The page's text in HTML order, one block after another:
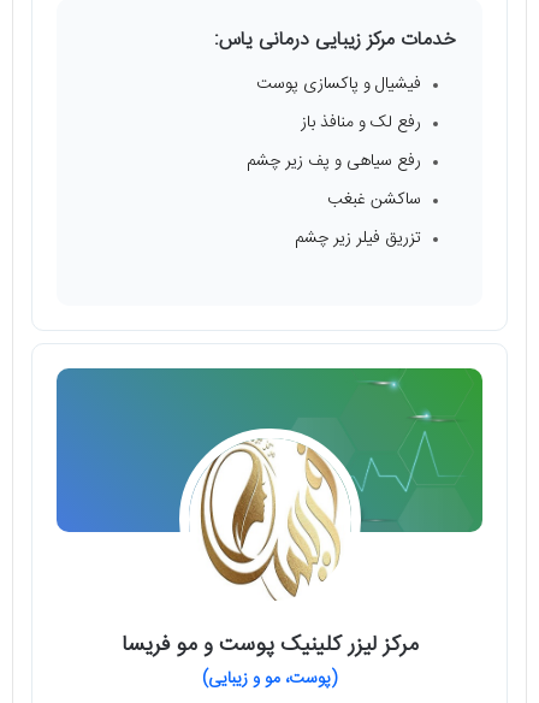
خدمات مرکز زیبایی درمانی یاس:
فیشیال و پاکسازی پوست
رفع لک و منافذ باز
رفع سیاهی و پف زیر چشم
ساکشن غبغب
تزریق فیلر زیر چشم
مرکز لیزر کلینیک پوست و مو فریسا
(پوست، مو و زیبایی)